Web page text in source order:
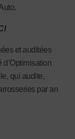
et auditées
d’Optimisation
qui audite,
par an